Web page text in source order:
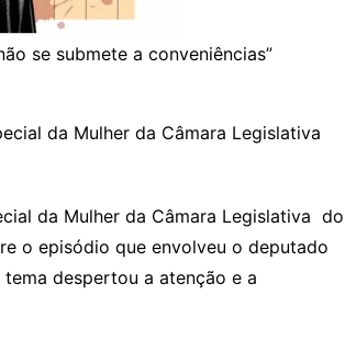
se submete a conveniências”
da Mulher da Câmara Legislativa
da Mulher da Câmara Legislativa do
o episódio que envolveu o deputado
despertou a atenção e a